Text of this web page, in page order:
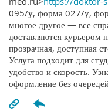
095/у, форма 027/у,
многое другое — все
доставляются курьером
прозрачная, доступная
Услуга подходит для
удобство и скорость.
оформление без